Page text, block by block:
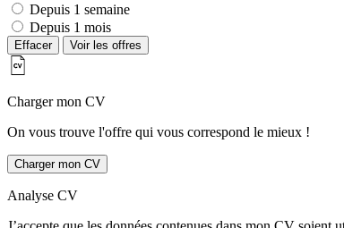
Depuis 1 semaine
Depuis 1 mois
Effacer Voir les offres
Charger mon CV
On vous trouve l'offre qui vous correspond le mieux !
Charger mon CV
Analyse CV